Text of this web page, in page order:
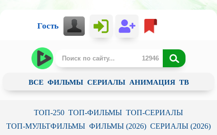
Гость
ВСЕ ФИЛЬМЫ СЕРИАЛЫ АНИМАЦИЯ ТВ
ТОП-250 ТОП-ФИЛЬМЫ ТОП-СЕРИАЛЫ
ТОП-МУЛЬТФИЛЬМЫ ФИЛЬМЫ (2026) СЕРИАЛЫ (2026)